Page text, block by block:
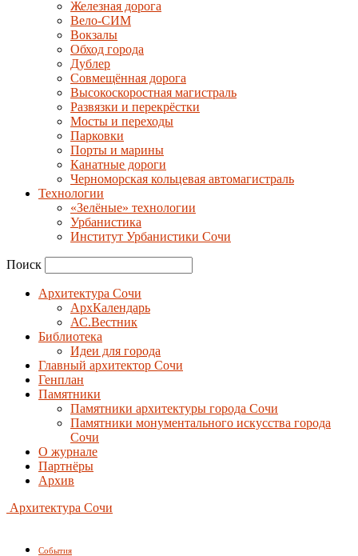
Железная дорога
Вело-СИМ
Вокзалы
Обход города
Дублер
Совмещённая дорога
Высокоскоростная магистраль
Развязки и перекрёстки
Мосты и переходы
Парковки
Порты и марины
Канатные дороги
Черноморская кольцевая автомагистраль
Технологии
«Зелёные» технологии
Урбанистика
Институт Урбанистики Сочи
Поиск
Архитектура Сочи
АрхКалендарь
АС.Вестник
Библиотека
Идеи для города
Главный архитектор Сочи
Генплан
Памятники
Памятники архитектуры города Сочи
Памятники монументального искусства города
Сочи
О журнале
Партнёры
Архив
Архитектура Сочи
События